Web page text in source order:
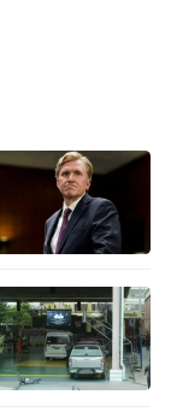
帮助推动美
市场预期物
息两次。
多位美联储
少债市多头